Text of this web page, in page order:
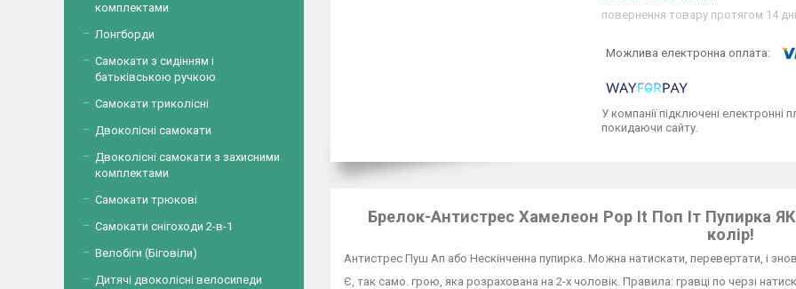
повернення товару протягом 14
У компанії підключені електронні
покидаючи сайту.
Брелок-Антистрес Хамелеон Pop It Поп Іт Пупирка
колір!
Антистрес Пуш Ап або Нескінченна пупирка. Можна натискати, перевертати, і
Є, так само. грою, яка розрахована на 2-х чоловік. Правила: гравці по черзі
комплектами
Лонгборди
Самокати з сидінням і
батьківською ручкою
Самокати триколісні
Двоколісні самокати
Двоколісні самокати з захисними
комплектами
Самокати трюкові
Самокати снігоходи 2-в-1
Велобіги (Біговіли)
Дитячі двоколісні велосипеди